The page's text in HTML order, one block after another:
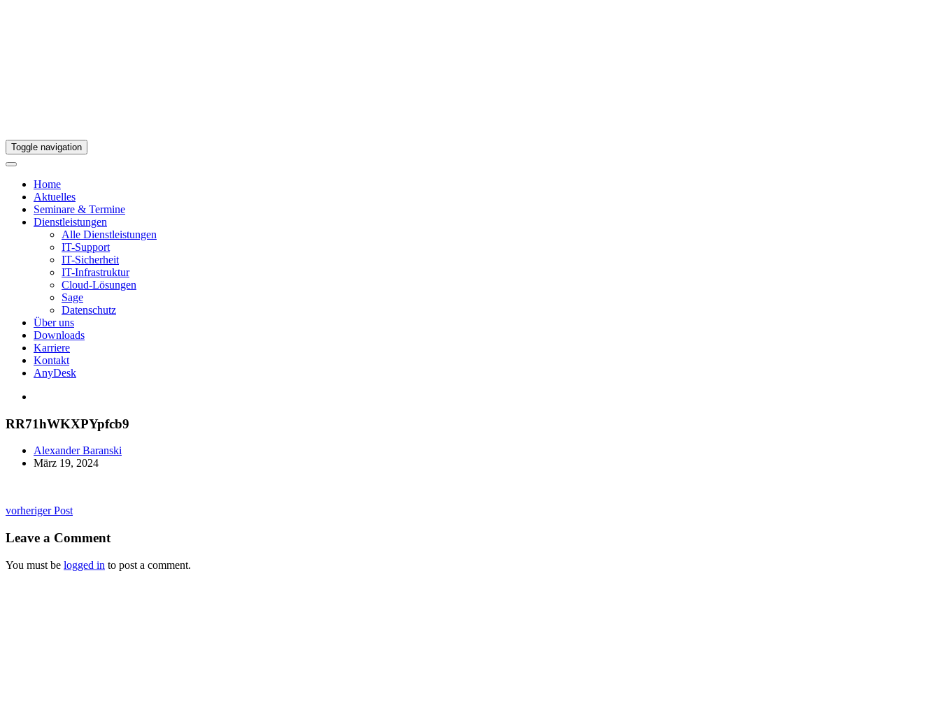
Toggle navigation
Home
Aktuelles
Seminare & Termine
Dienstleistungen
Alle Dienstleistungen
IT-Support
IT-Sicherheit
IT-Infrastruktur
Cloud-Lösungen
Sage
Datenschutz
Über uns
Downloads
Karriere
Kontakt
AnyDesk
RR71hWKXPYpfcb9
Alexander Baranski
März 19, 2024
Beitragsnavigation
vorheriger Post
Leave a Comment
You must be logged in to post a comment.